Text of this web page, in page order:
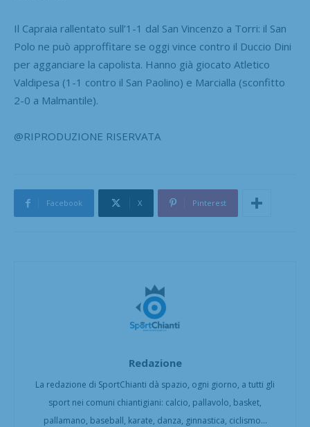
Il Capraia rallentato sull’1-1 dal San Vincenzo a Torri: il San
Polo ne può approffitare se oggi vince contro il Duccio Dini
per agganciare la capolista. Hanno già giocato Atletico
Valdipesa (1-1 contro il San Paolino) e Marcialla (sconfitto
2-0 a Malmantile).
@RIPRODUZIONE RISERVATA
Facebook X Pinterest
Redazione
La redazione di SportChianti dà spazio, ogni giorno, a tutti gli
sport nei comuni chiantigiani: calcio, pallavolo, basket,
pallamano, baseball, karate, danza, ginnastica, ciclismo...